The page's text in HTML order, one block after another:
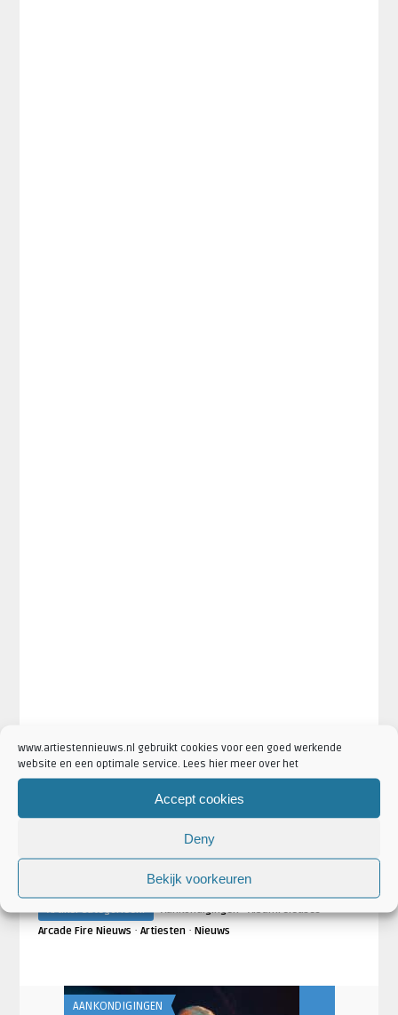
www.artiestennieuws.nl gebruikt cookies voor een goed werkende
website en een optimale service. Lees hier meer over het
Accept cookies
Deny
Bekijk voorkeuren
Aankondigingen·arcade fire
· · ·
Everything Now ·nieuw album
Artikel Categorieën:
Aankondigingen·Albumreleases·
Arcade Fire Nieuws · Artiesten· Nieuws
AANKONDIGINGEN